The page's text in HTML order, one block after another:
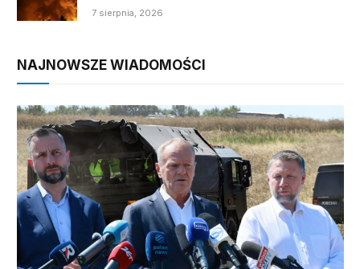
7 sierpnia, 2026
NAJNOWSZE WIADOMOŚCI